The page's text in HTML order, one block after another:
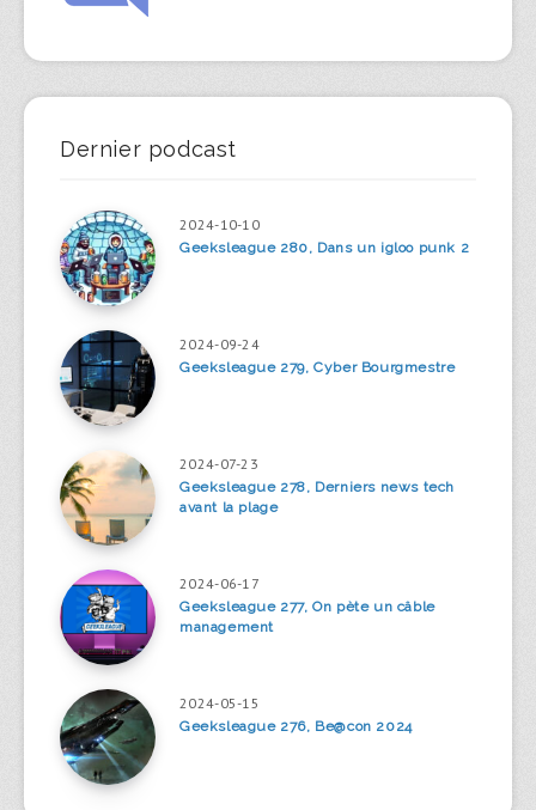
Dernier podcast
2024-10-10
Geeksleague 280, Dans un igloo punk 2
2024-09-24
Geeksleague 279, Cyber Bourgmestre
2024-07-23
Geeksleague 278, Derniers news tech
avant la plage
2024-06-17
Geeksleague 277, On pète un câble
management
2024-05-15
Geeksleague 276, Be@con 2024